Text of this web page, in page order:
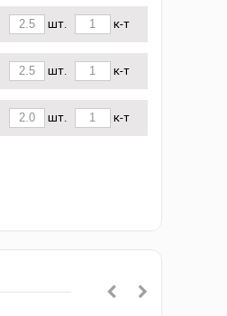
шт. к-т
шт. к-т
шт. к-т